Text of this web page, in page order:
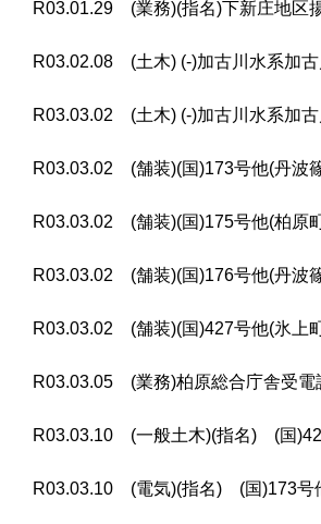
R03.01.29 (業務)(指名)下新庄地区
R03.02.08 (土木) (-)加古川水系加
R03.03.02 (土木) (-)加古川水系加
R03.03.02 (舗装)(国)173号他(丹波
R03.03.02 (舗装)(国)175号他(柏原
R03.03.02 (舗装)(国)176号他(丹波
R03.03.02 (舗装)(国)427号他(氷上
R03.03.05 (業務)柏原総合庁舎受電
R03.03.10 (一般土木)(指名) (国
R03.03.10 (電気)(指名) (国)173号